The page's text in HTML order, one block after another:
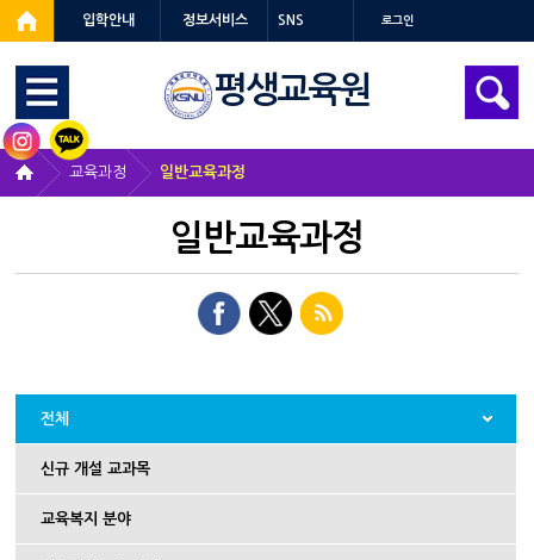
입학안내 정보서비스 SNS 로그인
평생교육원
교육과정 일반교육과정
일반교육과정
전체
신규 개설 교과목
교육복지 분야